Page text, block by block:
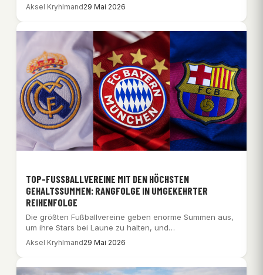
noch…
Aksel Kryhlmand29 Mai 2026
TOP-FUSSBALLVEREINE MIT DEN HÖCHSTEN G
EHALTSSUMMEN: RANGFOLGE IN UMGEKEHRTER R
EIHENFOLGE
Die größten Fußballvereine geben enorme Summen aus,
um ihre Stars bei Laune zu halten, und…
Aksel Kryhlmand29 Mai 2026